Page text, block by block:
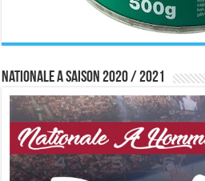
Nationale A saison 2020 / 2021